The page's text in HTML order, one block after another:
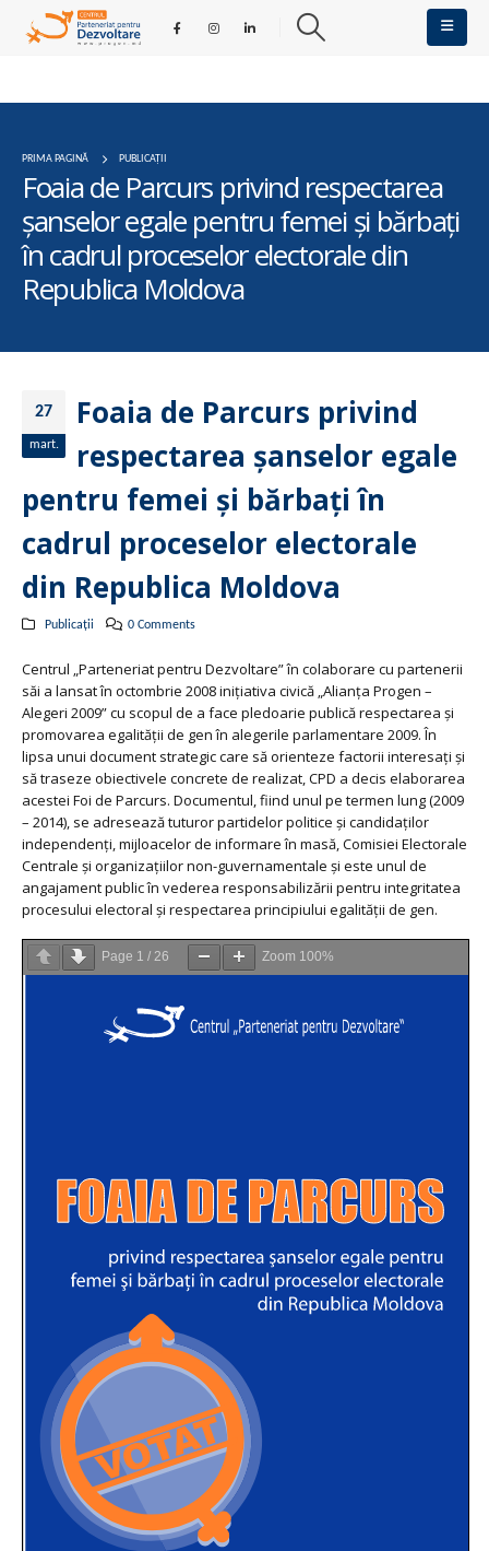
PRIMA PAGINĂ PUBLICAȚII
Foaia de Parcurs privind respectarea
şanselor egale pentru femei şi bărbaţi
în cadrul proceselor electorale din
Republica Moldova
27
mart.
Foaia de Parcurs privind
respectarea şanselor egale
pentru femei şi bărbaţi în
cadrul proceselor electorale
din Republica Moldova
Publicații 0 Comments
Centrul „Parteneriat pentru Dezvoltare” în colaborare cu partenerii
săi a lansat în octombrie 2008 iniţiativa civică „Alianţa Progen –
Alegeri 2009” cu scopul de a face pledoarie publică respectarea şi
promovarea egalităţii de gen în alegerile parlamentare 2009. În
lipsa unui document strategic care să orienteze factorii interesaţi şi
să traseze obiectivele concrete de realizat, CPD a decis elaborarea
acestei Foi de Parcurs. Documentul, fiind unul pe termen lung (2009
– 2014), se adresează tuturor partidelor politice şi candidaţilor
independenţi, mijloacelor de informare în masă, Comisiei Electorale
Centrale şi organizaţiilor non-guvernamentale şi este unul de
angajament public în vederea responsabilizării pentru integritatea
procesului electoral şi respectarea principiului egalităţii de gen.
Page 1 / 26 Zoom 100%